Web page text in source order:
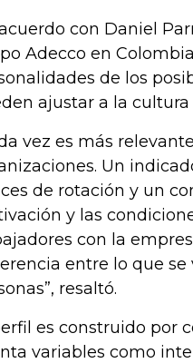
con Daniel
Adecco en
de los
ajustar a la
vez es más
Un
de rotación y un
y las
con la
entre lo que
resaltó.
es construido por
variables como